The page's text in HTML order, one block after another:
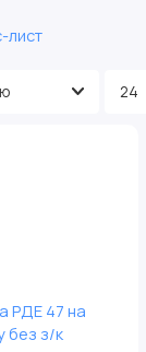
лист